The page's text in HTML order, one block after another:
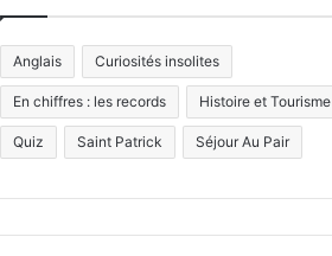
Anglais Curiosités insolites
En chiffres : les records Histoire et Tourisme
Quiz Saint Patrick Séjour Au Pair